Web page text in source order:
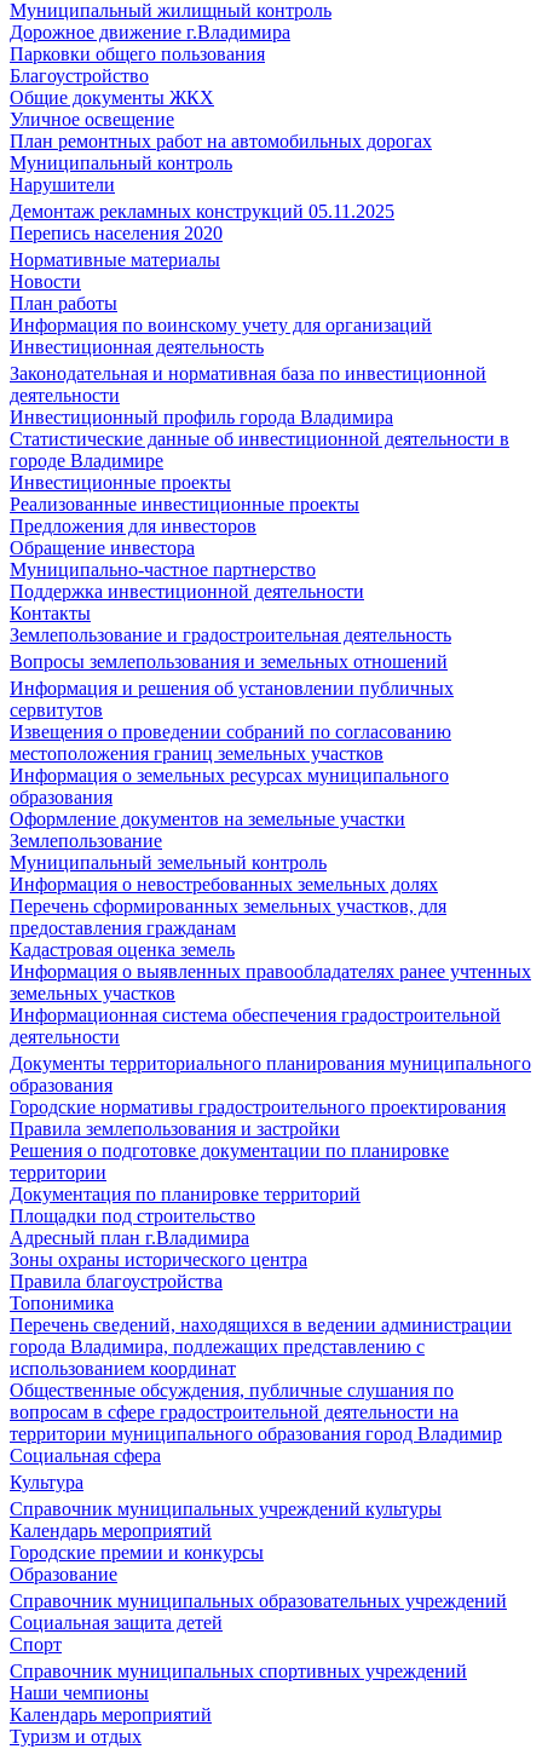
Муниципальный жилищный контроль
Дорожное движение г.Владимира
Парковки общего пользования
Благоустройство
Общие документы ЖКХ
Уличное освещение
План ремонтных работ на автомобильных дорогах
Муниципальный контроль
Нарушители
Демонтаж рекламных конструкций 05.11.2025
Перепись населения 2020
Нормативные материалы
Новости
План работы
Информация по воинскому учету для организаций
Инвестиционная деятельность
Законодательная и нормативная база по инвестиционной
деятельности
Инвестиционный профиль города Владимира
Статистические данные об инвестиционной деятельности в
городе Владимире
Инвестиционные проекты
Реализованные инвестиционные проекты
Предложения для инвесторов
Обращение инвестора
Муниципально-частное партнерство
Поддержка инвестиционной деятельности
Контакты
Землепользование и градостроительная деятельность
Вопросы землепользования и земельных отношений
Информация и решения об установлении публичных
сервитутов
Извещения о проведении собраний по согласованию
местоположения границ земельных участков
Информация о земельных ресурсах муниципального
образования
Оформление документов на земельные участки
Землепользование
Муниципальный земельный контроль
Информация о невостребованных земельных долях
Перечень сформированных земельных участков, для
предоставления гражданам
Кадастровая оценка земель
Информация о выявленных правообладателях ранее учтенных
земельных участков
Информационная система обеспечения градостроительной
деятельности
Документы территориального планирования муниципального
образования
Городские нормативы градостроительного проектирования
Правила землепользования и застройки
Решения о подготовке документации по планировке
территории
Документация по планировке территорий
Площадки под строительство
Адресный план г.Владимира
Зоны охраны исторического центра
Правила благоустройства
Топонимика
Перечень сведений, находящихся в ведении администрации
города Владимира, подлежащих представлению с
использованием координат
Общественные обсуждения, публичные слушания по
вопросам в сфере градостроительной деятельности на
территории муниципального образования город Владимир
Социальная сфера
Культура
Справочник муниципальных учреждений культуры
Календарь мероприятий
Городские премии и конкурсы
Образование
Справочник муниципальных образовательных учреждений
Социальная защита детей
Спорт
Справочник муниципальных спортивных учреждений
Наши чемпионы
Календарь мероприятий
Туризм и отдых